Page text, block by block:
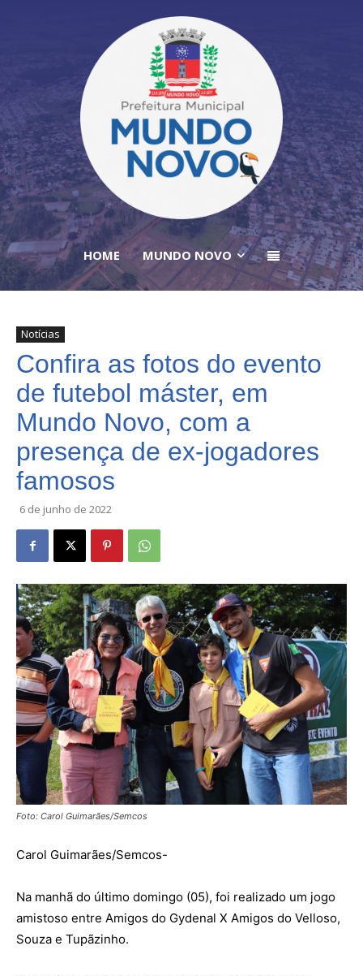
HOME MUNDO NOVO
Notícias
Confira as fotos do evento
de futebol máster, em
Mundo Novo, com a
presença de ex-jogadores
famosos
6 de junho de 2022
Foto: Carol Guimarães/Semcos
Carol Guimarães/Semcos-
Na manhã do último domingo (05), foi realizado um jogo
amistoso entre Amigos do Gydenal X Amigos do Velloso,
Souza e Tupãzinho.